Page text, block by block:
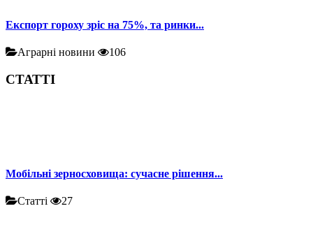
Експорт гороху зріс на 75%, та ринки...
Аграрні новини 106
СТАТТІ
Мобільні зерносховища: сучасне рішення...
Статті 27